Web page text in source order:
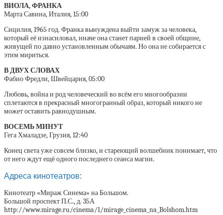
ВИОЛА, ФРАНКА
Марта Савина, Италия, 15:00
Сицилия, 1965 год. Франка вынуждена выйти замуж за человека,
который её изнасиловал, иначе она станет парией в своей общине,
живущей по давно установленным обычаям. Но она не собирается с
этим мириться.
В ДВУХ СЛОВАХ
Фабио Фредли, Швейцария, 05:00
Любовь, война и род человеческий во всём его многообразии
сплетаются в прекрасный многогранный образ, который никого не
может оставить равнодушным.
ВОСЕМЬ МИНУТ
Гега Хмаладзе, Грузия, 12:40
Конец света уже совсем близко, и стареющий волшебник понимает, что
от него ждут ещё одного последнего сеанса магии.
Адреса кинотеатров:
Кинотеатр «Мираж Синема» на Большом.
Большой проспект П.С., д. 35А
http://www.mirage.ru/cinema/1/mirage_cinema_na_Bolshom.htm